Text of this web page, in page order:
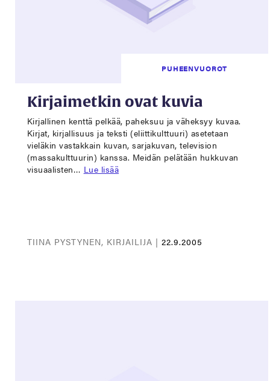
PUHEENVUOROT
Kirjaimetkin ovat kuvia
Kirjallinen kenttä pelkää, paheksuu ja väheksyy kuvaa.
Kirjat, kirjallisuus ja teksti (eliittikulttuuri) asetetaan
vieläkin vastakkain kuvan, sarjakuvan, television
(massakulttuurin) kanssa. Meidän pelätään hukkuvan
visuaalisten… Lue lisää
TIINA PYSTYNEN, KIRJAILIJA | 22.9.2005